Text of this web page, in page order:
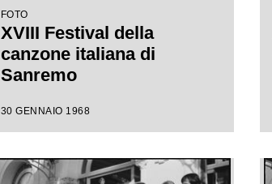
FOTO
XVIII Festival della
canzone italiana di
Sanremo
30 GENNAIO 1968